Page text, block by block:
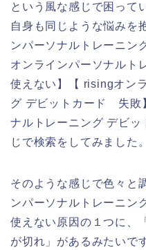
という風な感じで困って
自身も同じような悩みを
ンパーソナルトレーニン
オンラインパーソナル
使えない】【 risingオン
グ デビットカード 失敗
ナルトレーニング デビ
じで検索をしてみました。
そのような感じで色々と
ンパーソナルトレーニン
使えない原因の１つに、
が切れ」があるみたいで